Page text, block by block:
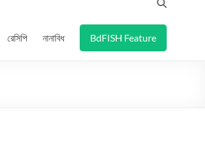
রেসিপি নানাবিধ BdFISH Feature